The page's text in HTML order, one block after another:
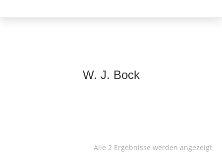
W. J. Bock
Alle 2 Ergebnisse werden angezeigt